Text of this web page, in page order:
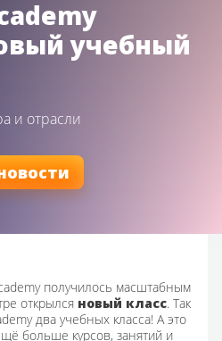
учебный
и отрасли
получилось масштабным
открылся новый класс. Так
два учебных класса! А это
больше курсов, занятий и